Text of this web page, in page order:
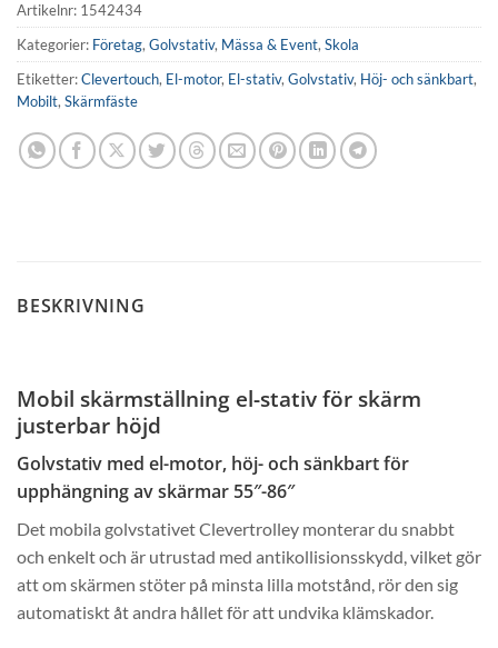
Artikelnr: 1542434
Kategorier: Företag, Golvstativ, Mässa & Event, Skola
Etiketter:Clevertouch, El-motor, El-stativ, Golvstativ, Höj- och sänkbart,
Mobilt, Skärmfäste
BESKRIVNING
Mobil skärmställning el-stativ för skärm
justerbar höjd
Golvstativ med el-motor, höj- och sänkbart för
upphängning av skärmar 55″-86″
Det mobila golvstativet Clevertrolley monterar du snabbt
och enkelt och är utrustad med antikollisionsskydd, vilket gör
att om skärmen stöter på minsta lilla motstånd, rör den sig
automatiskt åt andra hållet för att undvika klämskador.